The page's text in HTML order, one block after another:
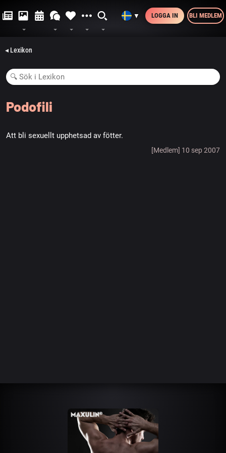
▼ LOGGA IN BLI MEDLEM
◂ Lexikon
Podofili
Att bli sexuellt upphetsad av fötter.
[Medlem] 10 sep 2007